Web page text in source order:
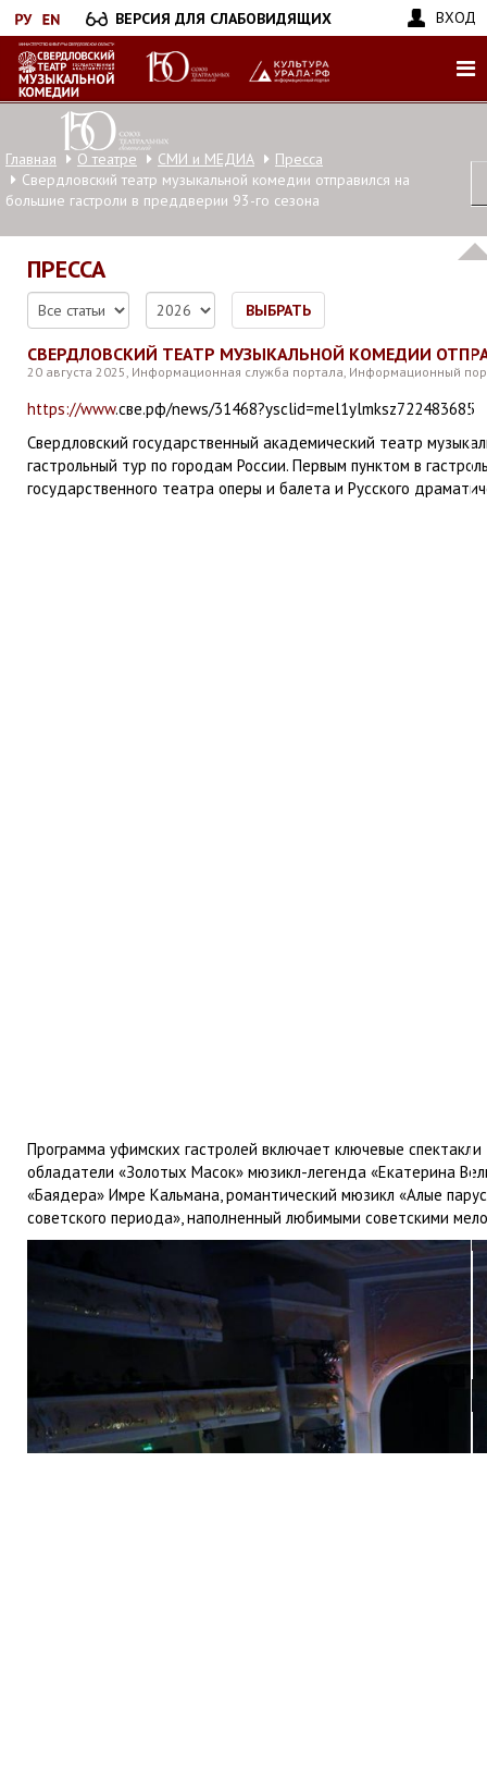
Перейти
к
основному
содержанию
ВЕРСИЯ ДЛЯ СЛАБОВИДЯЩИХ ВХОД
Главная О театре СМИ и МЕДИА
Пресса
Свердловский театр музыкальной комедии отправился на
большие гастроли в преддверии 93-го сезона
ПРЕССА
ВЫБРАТЬ
СВЕРДЛОВСКИЙ ТЕАТР МУЗЫКАЛЬНОЙ КОМЕДИИ
20 августа 2025, Информационная служба портала, Информационный
https://www.све.рф/news/31468?ysclid=mel1ylmksz722483685
Свердловский государственный академический театр
гастрольный тур по городам России. Первым пунктом в
государственного театра оперы и балета и Русского
Программа уфимских гастролей включает ключевые
обладатели «Золотых Масок» мюзикл-легенда «Екатерина
«Баядера» Имре Кальмана, романтический мюзикл «Алые
советского периода», наполненный любимыми советскими